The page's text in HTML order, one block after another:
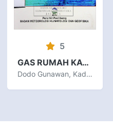
5
GAS RUMAH KACA DAN PERUBAHAN IKLIM DI INDONESIA
Dodo Gunawan, Kadarsah